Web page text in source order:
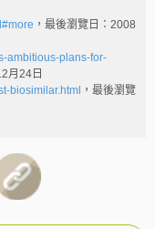
，最後瀏覽日：2008
ambitious-plans-for-
月24日
biosimilar.html ，最後瀏覽